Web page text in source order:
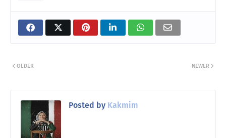
NEWER
OLDER
Posted by Kakmim